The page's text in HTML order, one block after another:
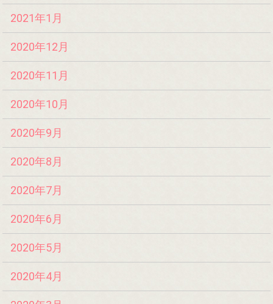
2021年1月
2020年12月
2020年11月
2020年10月
2020年9月
2020年8月
2020年7月
2020年6月
2020年5月
2020年4月